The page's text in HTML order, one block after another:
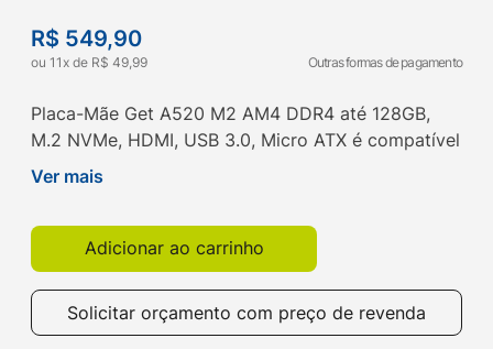
R$ 549,90
ou 11x de R$ 49,99 Outras formas de pagamento
Placa-Mãe Get A520 M2 AM4 DDR4 até 128GB,
M.2 NVMe, HDMI, USB 3.0, Micro ATX é compatível
com processadores AMD Ryzen de 3ª, 4ª e 5ª
Ver mais
Adicionar ao carrinho
Solicitar orçamento com preço de revenda